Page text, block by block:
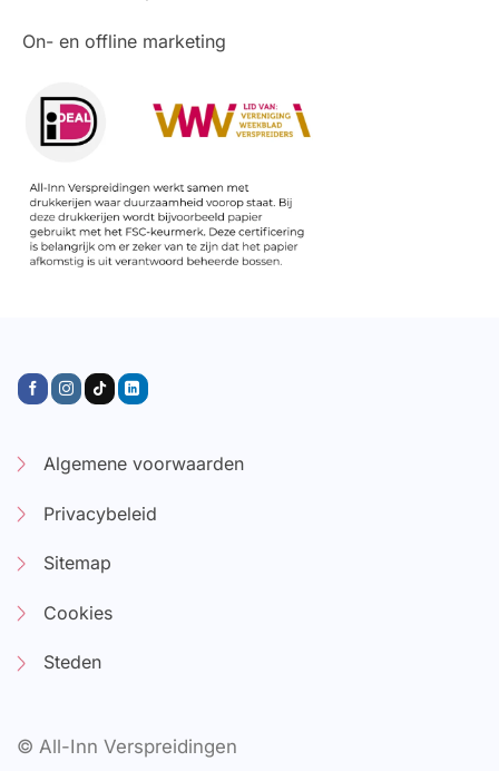
On- en offline marketing
Algemene voorwaarden
Privacybeleid
Sitemap
Cookies
Steden
© All-Inn Verspreidingen